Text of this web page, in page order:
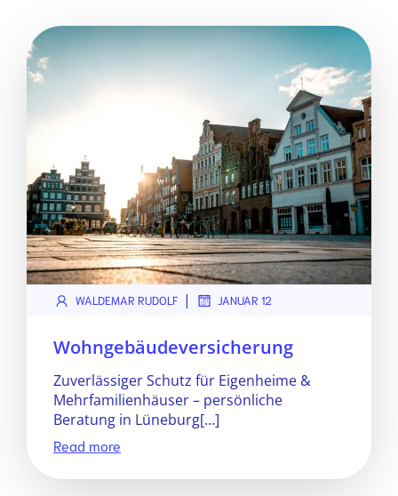
WALDEMAR RUDOLF | JANUAR 12
Wohngebäudeversicherung
Zuverlässiger Schutz für Eigenheime &
Mehrfamilienhäuser – persönliche
Beratung in Lüneburg[…]
Read more